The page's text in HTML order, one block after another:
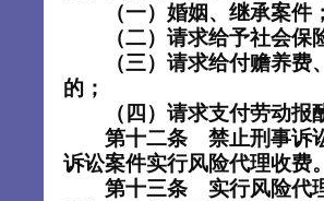
（一）婚姻、继承案件；
（二）请求给予社会保
（三）请求给付赡养费、
的；
（四）请求支付劳动报酬
第十二条 禁止刑事诉
诉讼案件实行风险代理收费。
第十三条 实行风险代